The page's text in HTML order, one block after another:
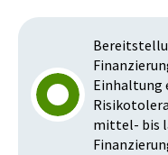
Einhaltung
mittel- bis